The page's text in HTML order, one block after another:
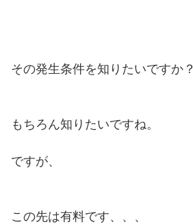
その発生条件を知りたいですか？
もちろん知りたいですね。
ですが、
この先は有料です、、、